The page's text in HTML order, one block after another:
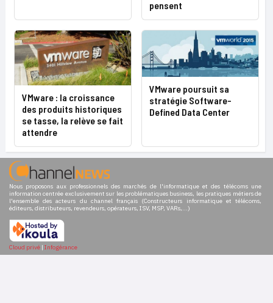
pensent
VMware : la croissance
des produits historiques
se tasse, la relève se fait
attendre
VMware poursuit sa
stratégie Software-
Defined Data Center
Nous proposons aux professionnels des marchés de l'informatique et des télécoms une
information centrée exclusivement sur les problématiques business, les pratiques métiers de
l'ensemble des acteurs du channel français (Constructeurs informatique et télécoms,
éditeurs, distributeurs, revendeurs, opérateurs, ISV, MSP, VARs,...)
Cloud privé | Infogérance